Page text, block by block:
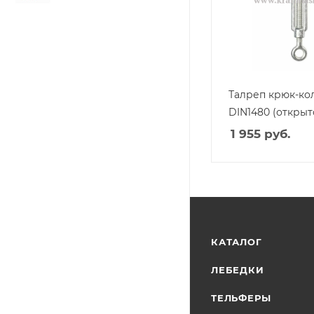
Талреп крюк-
DIN1480
1 955 руб.
КАТАЛОГ
ЛЕБЕДКИ
ТЕЛЬФЕРЫ